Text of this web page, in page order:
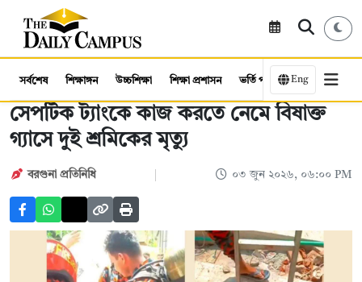
সর্বশেষ শিক্ষাঙ্গন উচ্চশিক্ষা শিক্ষা প্রশাসন ভর্তি পরীক্ষা কর্মসংস্থান
Eng
সেপটিক ট্যাংকে কাজ করতে নেমে বিষাক্ত
গ্যাসে দুই শ্রমিকের মৃত্যু
বরগুনা প্রতিনিধি ০৩ জুন ২০২৬, ০৬:০০ PM